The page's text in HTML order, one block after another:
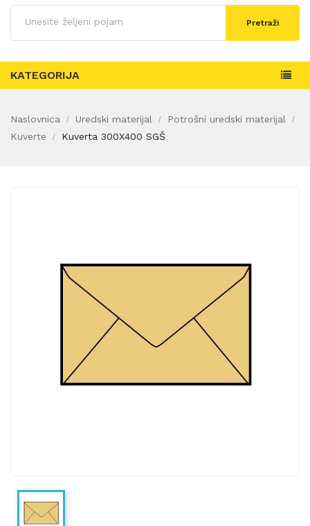
Pretraži
KATEGORIJA
Naslovnica Uredski materijal
Potrošni uredski materijal
Kuverte
Kuverta 300X400 SGŠ